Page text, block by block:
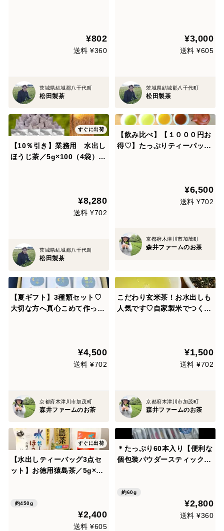
¥802
送料 ¥360
茨城県結城郡八千代町
松田製茶
¥3,000
送料 ¥605
茨城県結城郡八千代町
松田製茶
すぐに出荷
【10％引き】業務用 水出し
ほうじ茶／5g×100（4袋）
¥8,280
送料 ¥702
茨城県結城郡八千代町
松田製茶
【飲み比べ】【１０００円お
得♡】たっぷりティーパック
項に包装･熨斗希望可能】
【リクエスト可能】
¥6,500
送料 ¥702
京都府木津川市加茂町
森井ファームのお茶
【夏ギフト】3種類セット♡
大切な方へ真心こめて作った
（農薬・化学肥料・除草剤不
使用）【ギフト包装・熨斗希
¥4,500
送料 ¥702
京都府木津川市加茂町
森井ファームのお茶
こだわり玄米茶！お水出しも
人気です♡自家製米でつくっ
うじ茶玄米茶も承り致します
♡】 お好みの配合
¥1,500
送料 ¥702
京都府木津川市加茂町
森井ファームのお茶
すぐに出荷
【水出しティーバッグ3点セ
ット】お徳用猿島茶／5g×30
しいお茶探し
約450g
¥2,400
送料 ¥605
＊たっぷり60本入り【便利な
個包装パウダースティック】
比べセット10種類×各3本×2
個セット(計60本) 農薬・化学
肥料・除草剤・畜産堆肥不使
約60g
¥2,800
送料 ¥360